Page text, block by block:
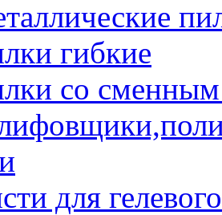
гибкие
со сменным
для